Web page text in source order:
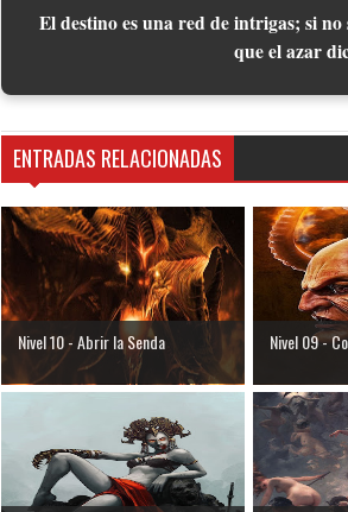
El destino es una red de intrigas; si
que el azar
ENTRADAS RELACIONADAS
Nivel 10 - Abrir la Senda Nivel 09 -